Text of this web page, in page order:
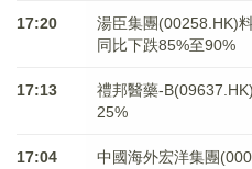
17:20
湯臣集團(00258.HK)
同比下跌85%至90%
17:13
禮邦醫藥-
25%
17:04
中國海外宏洋集團